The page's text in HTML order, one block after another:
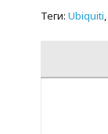
Теги: Ubiquiti,